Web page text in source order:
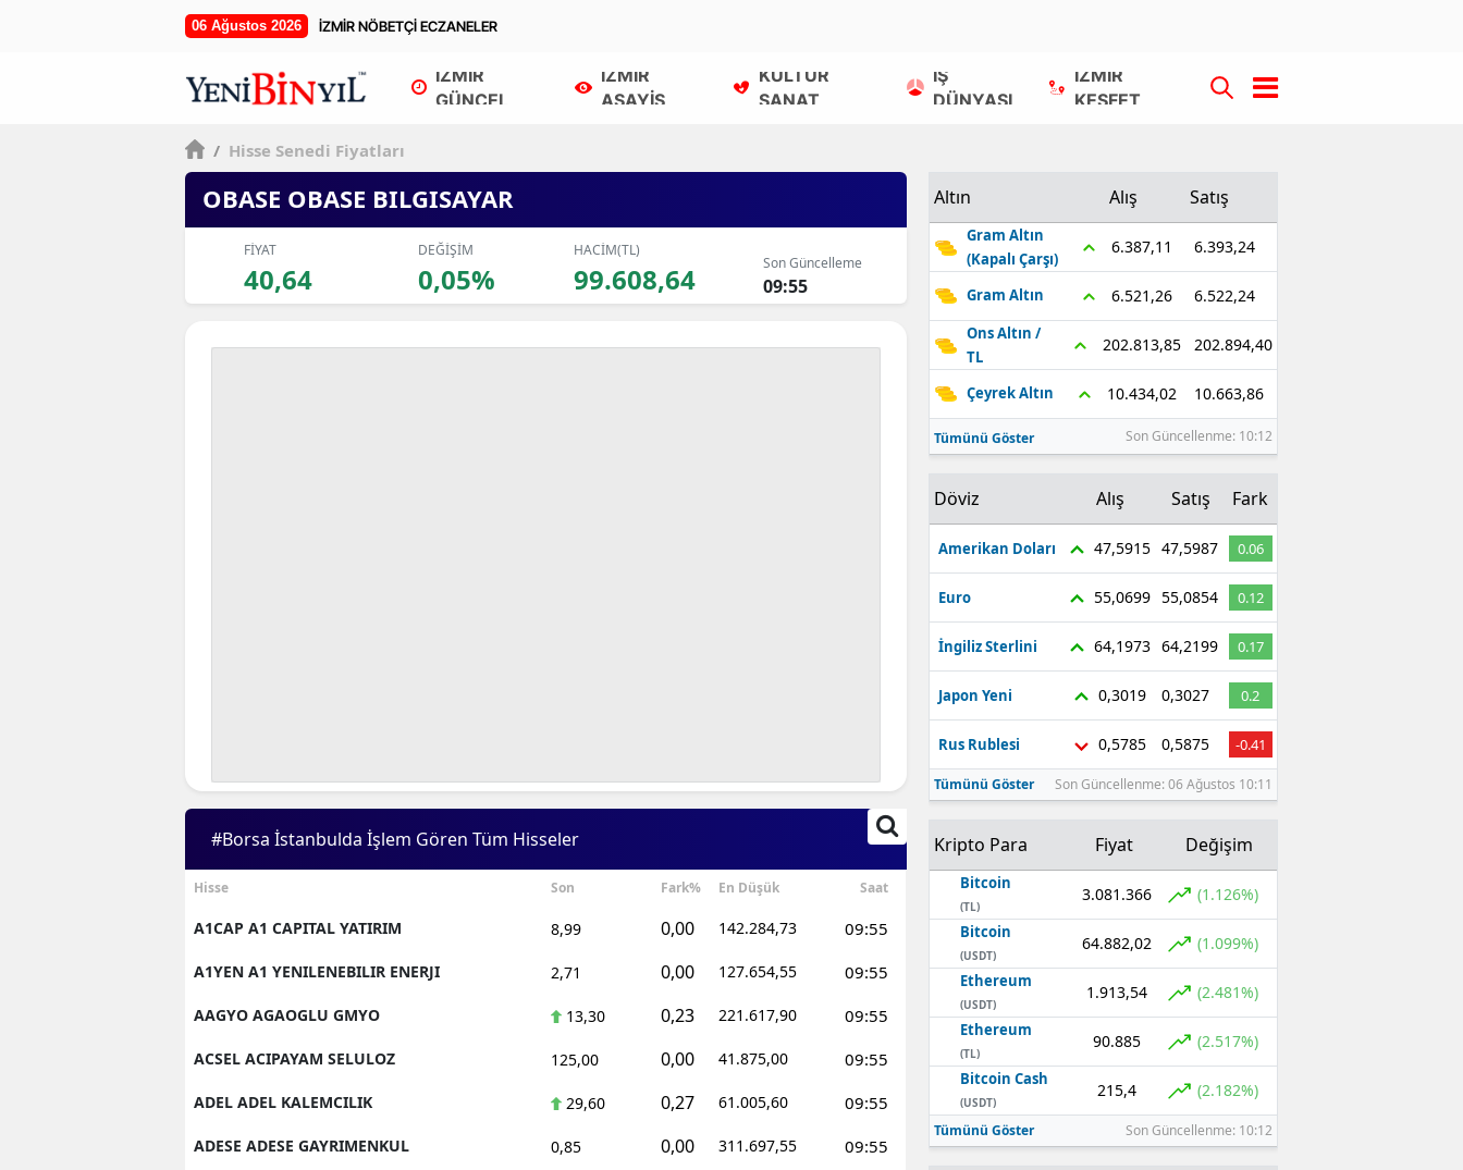
06 Ağustos 2026 İZMİR NÖBETÇİ ECZANELER
İZMİR
GÜNCEL
İZMİR
ASAYİŞ
KÜLTÜR
SANAT
İŞ
DÜNYASI
İZMİR
KEŞFET
/ Hisse Senedi Fiyatları
OBASE OBASE BILGISAYAR
FİYAT
40,64
DEĞİŞİM
0,05%
HACİM(TL)
99.608,64 Son Güncelleme
09:55
#Borsa İstanbulda İşlem Gören Tüm Hisseler
Hisse Son Fark% En Düşük Saat
A1CAP A1 CAPITAL YATIRIM 8,99 0,00 142.284,73 09:55
A1YEN A1 YENILENEBILIR ENERJI 2,71 0,00 127.654,55 09:55
AAGYO AGAOGLU GMYO 13,30 0,23 221.617,90 09:55
ACSEL ACIPAYAM SELULOZ 125,00 0,00 41.875,00 09:55
ADEL ADEL KALEMCILIK 29,60 0,27 61.005,60 09:55
ADESE ADESE GAYRIMENKUL 0,85 0,00 311.697,55 09:55
Altın Alış Satış
Gram Altın
(Kapalı Çarşı)
6.387,11 6.393,24
Gram Altın 6.521,26 6.522,24
Ons Altın /
TL
202.813,85 202.894,40
Çeyrek Altın 10.434,02 10.663,86
Tümünü Göster Son Güncellenme: 10:12
Döviz Alış Satış Fark
Amerikan Doları 47,5915 47,5987 0.06
Euro 55,0699 55,0854 0.12
İngiliz Sterlini 64,1973 64,2199 0.17
Japon Yeni 0,3019 0,3027 0.2
Rus Rublesi 0,5785 0,5875 -0.41
Tümünü Göster Son Güncellenme: 06 Ağustos 10:11
Kripto Para Fiyat Değişim
Bitcoin
(TL)
3.081.366 (1.126%)
Bitcoin
(USDT)
64.882,02 (1.099%)
Ethereum
(USDT)
1.913,54 (2.481%)
Ethereum
(TL)
90.885 (2.517%)
Bitcoin Cash
(USDT)
215,4 (2.182%)
Tümünü Göster Son Güncellenme: 10:12